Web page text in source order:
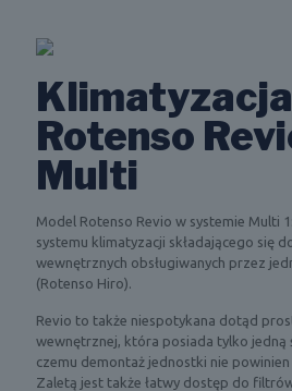
Klimatyzacja
Rotenso
Multi
Model Rotenso Revio w systemie Multi
systemu klimatyzacji składającego się
wewnętrznych obsługiwanych przez
(Rotenso Hiro).
Revio to także niespotykana dotąd
wewnętrznej, która posiada tylko jedną
czemu demontaż jednostki nie powinien
Zaletą jest także łatwy dostęp do